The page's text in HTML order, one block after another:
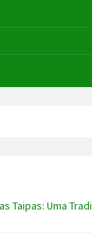
Taipas: Uma